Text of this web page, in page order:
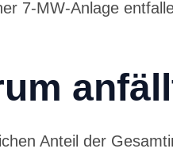
7-MW-Anlage
Anteil der